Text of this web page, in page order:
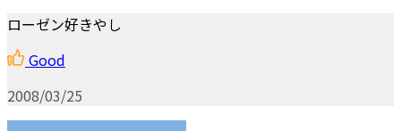
ローゼン好きやし
Good
2008/03/25